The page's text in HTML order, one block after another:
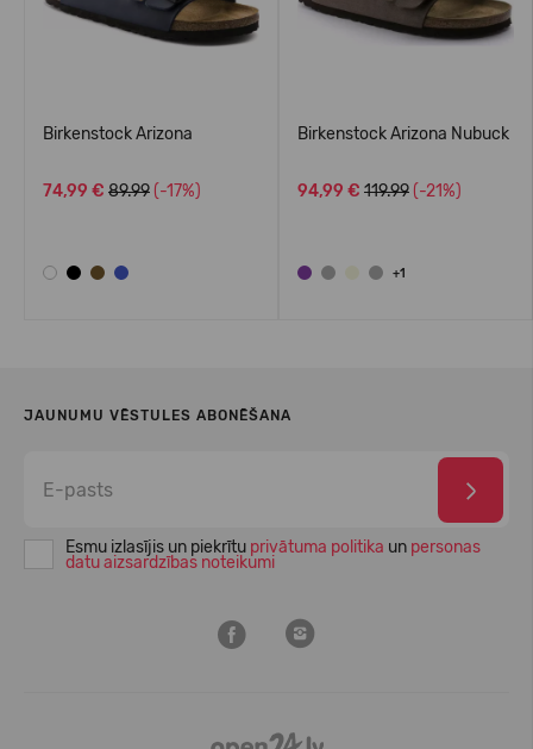
Birkenstock Arizona
74,99 € 89.99 (-17%)
Birkenstock Arizona Nubuck
94,99 € 119.99 (-21%)
+1
JAUNUMU VĒSTULES ABONĒŠANA
Esmu izlasījis un piekrītu privātuma politika un personas
datu aizsardzības noteikumi